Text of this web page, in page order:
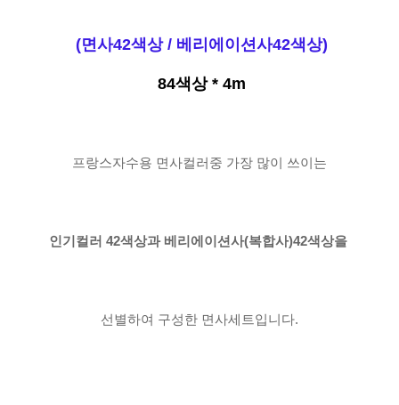
(면사42색상 / 베리에이션사42색상)
84색상 * 4m
프랑스자수용 면사컬러중 가장 많이 쓰이는
인기컬러 42색상과베리에이션사(복합사)42색상을
선별하여 구성한 면사세트입니다.